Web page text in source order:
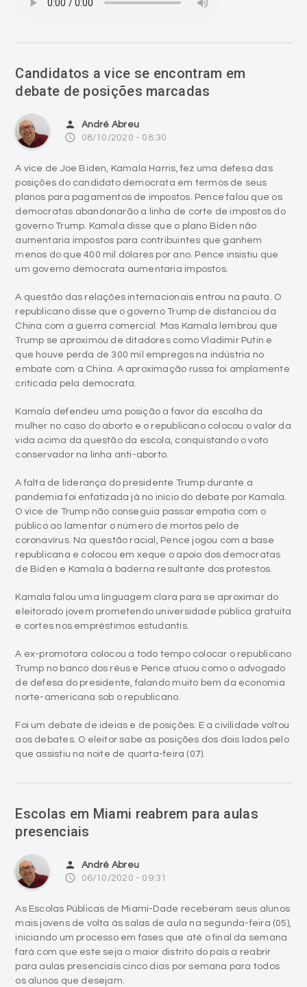
Candidatos a vice se encontram em
debate de posições marcadas
person André Abreu
access_time 08/10/2020 - 08:30
A vice de Joe Biden, Kamala Harris, fez uma defesa das
posições do candidato democrata em termos de seus
planos para pagamentos de impostos. Pence falou que os
democratas abandonarão a linha de corte de impostos do
governo Trump. Kamala disse que o plano Biden não
aumentaria impostos para contribuintes que ganhem
menos do que 400 mil dólares por ano. Pence insistiu que
um governo democrata aumentaria impostos.
A questão das relações internacionais entrou na pauta. O
republicano disse que o governo Trump de distanciou da
China com a guerra comercial. Mas Kamala lembrou que
Trump se aproximou de ditadores como Vladimir Putin e
que houve perda de 300 mil empregos na indústria no
embate com a China. A aproximação russa foi amplamente
criticada pela democrata.
Kamala defendeu uma posição a favor da escolha da
mulher no caso do aborto e o republicano colocou o valor da
vida acima da questão da escola, conquistando o voto
conservador na linha anti-aborto.
A falta de liderança do presidente Trump durante a
pandemia foi enfatizada já no início do debate por Kamala.
O vice de Trump não conseguia passar empatia com o
público ao lamentar o número de mortos pelo de
coronavírus. Na questão racial, Pence jogou com a base
republicana e colocou em xeque o apoio dos democratas
de Biden e Kamala à baderna resultante dos protestos.
Kamala falou uma linguagem clara para se aproximar do
eleitorado jovem prometendo universidade pública gratuita
e cortes nos empréstimos estudantis.
A ex-promotora colocou a todo tempo colocar o republicano
Trump no banco dos réus e Pence atuou como o advogado
de defesa do presidente, falando muito bem da economia
norte-americana sob o republicano.
Foi um debate de ideias e de posições. E a civilidade voltou
aos debates. O eleitor sabe as posições dos dois lados pelo
que assistiu na noite de quarta-feira (07).
Escolas em Miami reabrem para aulas
presenciais
person André Abreu
access_time 06/10/2020 - 09:31
As Escolas Públicas de Miami-Dade receberam seus alunos
mais jovens de volta às salas de aula na segunda-feira (05),
iniciando um processo em fases que até o final da semana
fará com que este seja o maior distrito do país a reabrir
para aulas presenciais cinco dias por semana para todos
os alunos que desejam.